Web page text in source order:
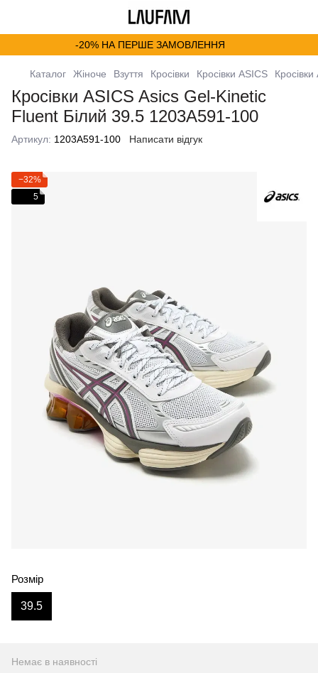
-20% НА ПЕРШЕ ЗАМОВЛЕННЯ
Каталог Жіноче Взуття Кросівки Кросівки ASICS
Кросівки ASICS Asics Gel-Kinetic
Fluent Білий 39.5 1203A591-100
Артикул: 1203A591-100 Написати відгук
−32%
5
Розмір
39.5
Немає в наявності